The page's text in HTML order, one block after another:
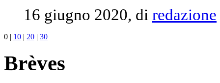
16 giugno 2020, di redazione
0 | 10 | 20 | 30
Brèves